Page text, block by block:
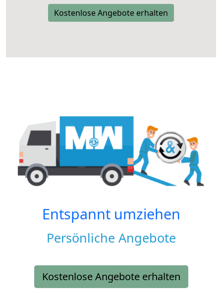
Kostenlose Angebote erhalten
Entspannt umziehen
Persönliche Angebote
Kostenlose Angebote erhalten